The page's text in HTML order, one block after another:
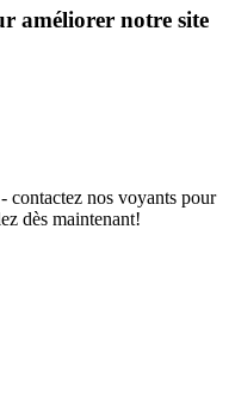
améliorer notre site
contactez nos voyants pour
dès maintenant!